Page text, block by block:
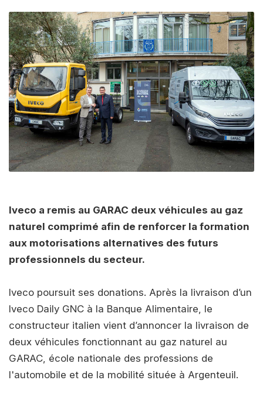
Iveco a remis au GARAC deux véhicules au gaz
naturel comprimé afin de renforcer la formation
aux motorisations alternatives des futurs
professionnels du secteur.
Iveco poursuit ses donations. Après la livraison d’un
Iveco Daily GNC à la Banque Alimentaire, le
constructeur italien vient d’annoncer la livraison de
deux véhicules fonctionnant au gaz naturel au
GARAC, école nationale des professions de
l'automobile et de la mobilité située à Argenteuil.